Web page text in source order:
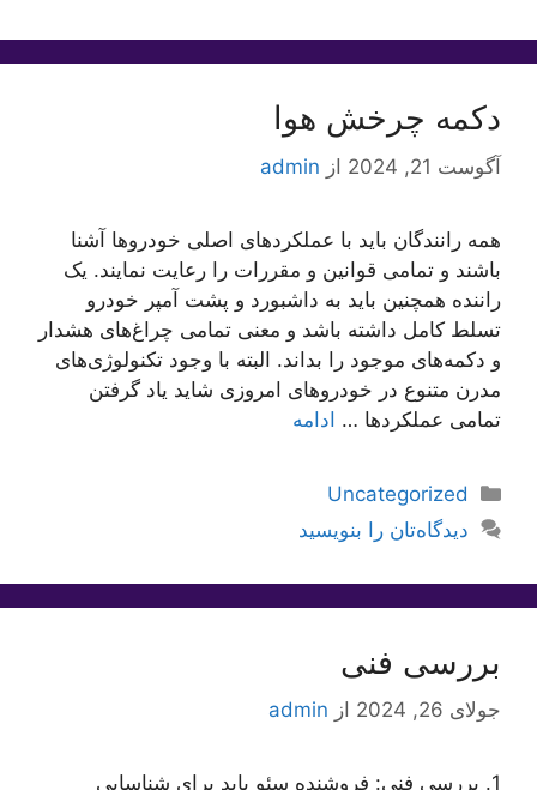
دکمه چرخش هوا
آگوست 21, 2024 از admin
همه رانندگان باید با عملکردهای اصلی خودروها آشنا
باشند و تمامی قوانین و مقررات را رعایت نمایند. یک
راننده همچنین باید به داشبورد و پشت آمپر خودرو
تسلط کامل داشته باشد و معنی تمامی چراغ‌های هشدار
و دکمه‌های موجود را بداند. البته با وجود تکنولوژی‌های
مدرن متنوع در خودروهای امروزی شاید یاد گرفتن
تمامی عملکردها … ادامه
دسته‌ها
Uncategorized
دیدگاه‌تان را بنویسید
بررسی فنی
جولای 26, 2024 از admin
1. بررسی فنی: فروشنده سئو باید برای شناسایی